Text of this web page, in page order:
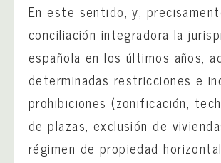
En este sentido, y,
conciliación integradora la
española en los últimos años,
determinadas restricciones e
prohibiciones (zonificación,
de plazas, exclusión de
régimen de propiedad